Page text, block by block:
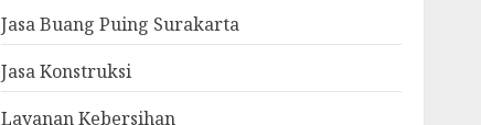
Jasa Buang Puing Surakarta
Jasa Konstruksi
Layanan Kebersihan